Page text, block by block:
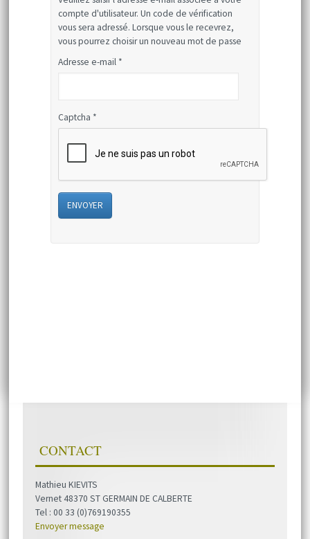
compte d'utilisateur. Un code de vérification
vous sera adressé. Lorsque vous le recevrez,
vous pourrez choisir un nouveau mot de passe
Adresse e-mail *
Captcha *
ENVOYER
CONTACT
Mathieu KIEVITS
Vernet 48370 ST GERMAIN DE CALBERTE
Tel : 00 33 (0)769190355
Envoyer message